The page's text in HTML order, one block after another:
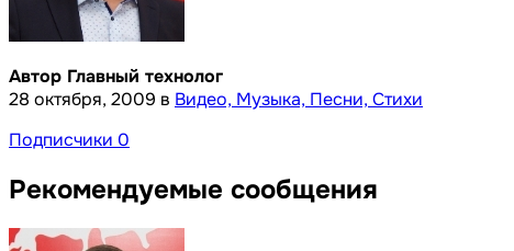
Автор Главный технолог
28 октября, 2009 в Видео, Музыка, Песни, Стихи
Подписчики 0
Рекомендуемые сообщения